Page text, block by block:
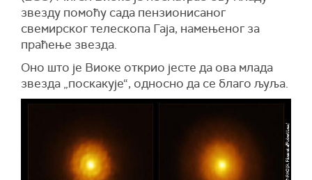
звезду помоћу сада пензионисаног
свемирског телескопа Гаjа, намењеног за
праћење звезда.
Оно што је Виоке открио јесте да ова млада
звезда „поскакује“, односно да се благо љуља.